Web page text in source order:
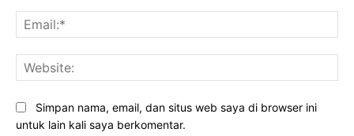
Simpan nama, email, dan situs web saya di browser ini
untuk lain kali saya berkomentar.